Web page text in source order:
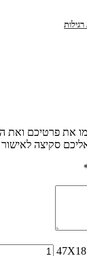
את פרטיכם ואת
סקיצה